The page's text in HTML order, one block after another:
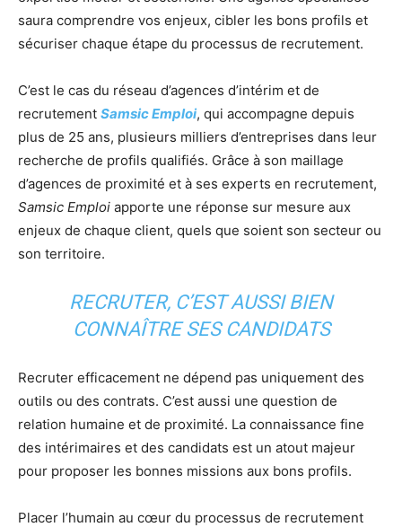
saura comprendre vos enjeux, cibler les bons profils et
sécuriser chaque étape du processus de recrutement.
C’est le cas du réseau d’agences d’intérim et de
recrutement Samsic Emploi, qui accompagne depuis
plus de 25 ans, plusieurs milliers d’entreprises dans leur
recherche de profils qualifiés. Grâce à son maillage
d’agences de proximité et à ses experts en recrutement,
Samsic Emploi apporte une réponse sur mesure aux
enjeux de chaque client, quels que soient son secteur ou
son territoire.
RECRUTER, C’EST AUSSI BIEN
CONNAÎTRE SES CANDIDATS
Recruter efficacement ne dépend pas uniquement des
outils ou des contrats. C’est aussi une question de
relation humaine et de proximité. La connaissance fine
des intérimaires et des candidats est un atout majeur
pour proposer les bonnes missions aux bons profils.
Placer l’humain au cœur du processus de recrutement